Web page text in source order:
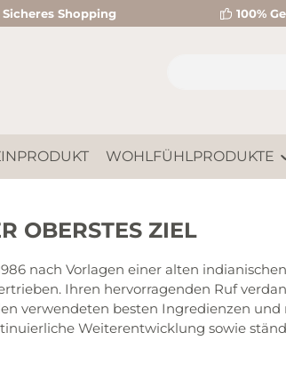
Sicheres Shopping 100%
WOHLFÜHLPRODUKTE
OBERSTES ZIEL
nach Vorlagen einer alten
Ihren hervorragenden Ruf
verwendeten besten Ingredienzen
Weiterentwicklung sowie